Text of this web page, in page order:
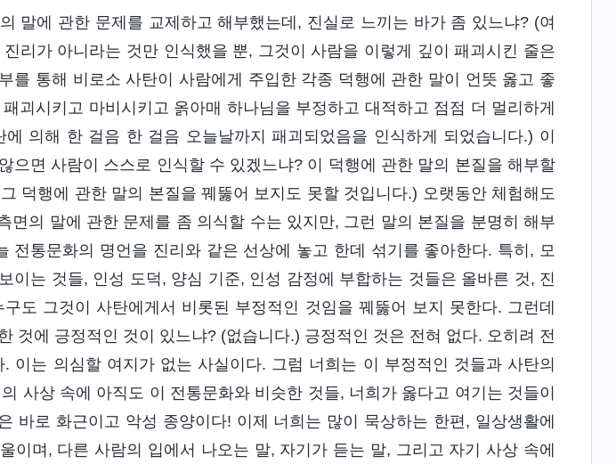
말에 관한 문제를 교제하고 해부했는데, 진실로 느끼는 바가 좀 있느냐? (여
리가 아니라는 것만 인식했을 뿐, 그것이 사람을 이렇게 깊이 패괴시킨 줄은
를 통해 비로소 사탄이 사람에게 주입한 각종 덕행에 관한 말이 언뜻 옳고 좋
괴시키고 마비시키고 옭아매 하나님을 부정하고 대적하고 점점 더 멀리하게
의해 한 걸음 한 걸음 오늘날까지 패괴되었음을 인식하게 되었습니다.) 이
으면 사람이 스스로 인식할 수 있겠느냐? 이 덕행에 관한 말의 본질을 해부할
덕행에 관한 말의 본질을 꿰뚫어 보지도 못할 것입니다.) 오랫동안 체험해도
면의 말에 관한 문제를 좀 의식할 수는 있지만, 그런 말의 본질을 분명히 해부
전통문화의 명언을 진리와 같은 선상에 놓고 한데 섞기를 좋아한다. 특히, 모
이는 것들, 인성 도덕, 양심 기준, 인성 감정에 부합하는 것들은 올바른 것, 진
도 그것이 사탄에게서 비롯된 부정적인 것임을 꿰뚫어 보지 못한다. 그런데
것에 긍정적인 것이 있느냐? (없습니다.) 긍정적인 것은 전혀 없다. 오히려 전
이는 의심할 여지가 없는 사실이다. 그럼 너희는 이 부정적인 것들과 사탄의
사상 속에 아직도 이 전통문화와 비슷한 것들, 너희가 옳다고 여기는 것들이
바로 화근이고 악성 종양이다! 이제 너희는 많이 묵상하는 한편, 일상생활에
이며, 다른 사람의 입에서 나오는 말, 자기가 듣는 말, 그리고 자기 사상 속에